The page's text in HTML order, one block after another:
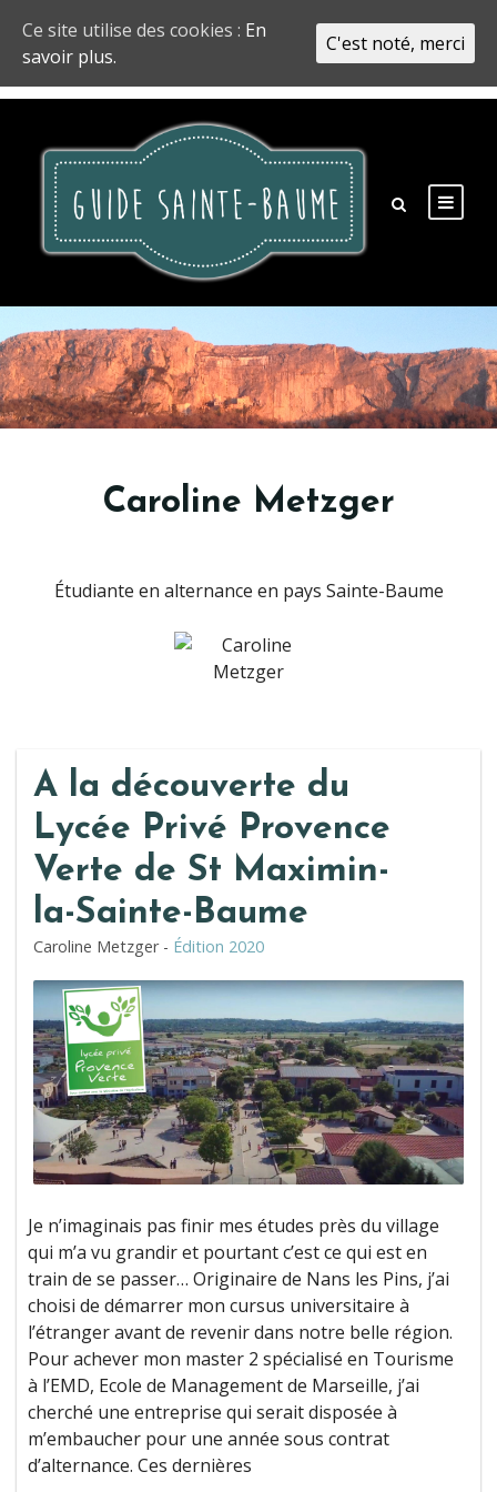
Caroline Metzger
Étudiante en alternance en pays Sainte-Baume
A la découverte du
Lycée Privé Provence
Verte de St Maximin-
la-Sainte-Baume
Caroline Metzger - Édition 2020
Je n’imaginais pas finir mes études près du village
qui m’a vu grandir et pourtant c’est ce qui est en
train de se passer… Originaire de Nans les Pins, j’ai
choisi de démarrer mon cursus universitaire à
l’étranger avant de revenir dans notre belle région.
Pour achever mon master 2 spécialisé en Tourisme
à l’EMD, Ecole de Management de Marseille, j’ai
cherché une entreprise qui serait disposée à
m’embaucher pour une année sous contrat
d’alternance. Ces dernières
Ce site utilise des cookies : En
savoir plus.
C'est noté, merci